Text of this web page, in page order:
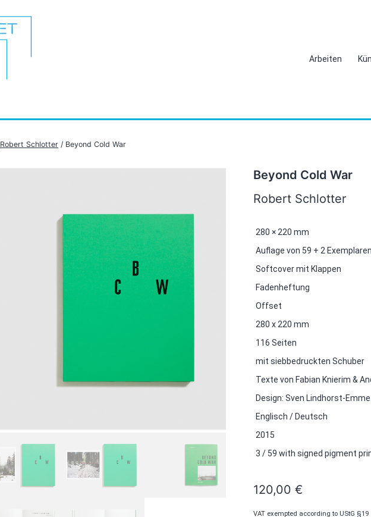
Arbeiten
Robert Schlotter / Beyond Cold War
Beyond Cold War
Robert Schlotter
280 × 220 mm
Auflage von 59 + 2
Softcover mit Klappen
Fadenheftung
Offset
280 x 220 mm
116 Seiten
mit siebbedruckten Schuber
Texte von Fabian Knierim &
Design: Sven Lindhorst-Emme
Englisch / Deutsch
2015
3 / 59 with signed pigment
120,00 €
VAT exempted according to UStG §19